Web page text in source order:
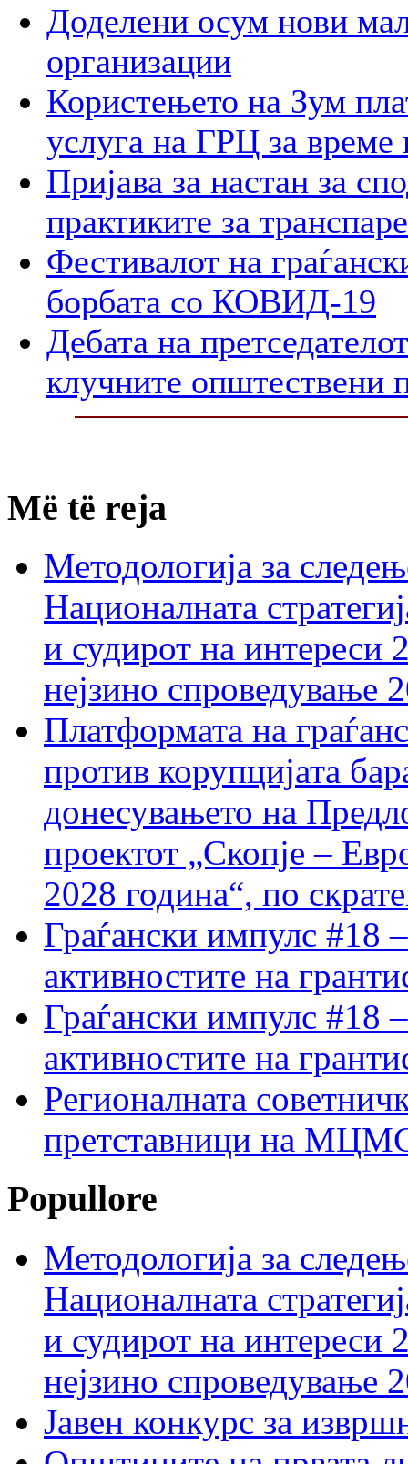
Доделени осум нови
организации
Користењето на Зум
услуга на ГРЦ за време
Пријава за настан за
практиките за
Фестивалот на
борбата со КОВИД-19
Дебата на
клучните општествени
Më të reja
Методологија за
Националната
и судирот на интереси
нејзино спроведување
Платформата на
против корупцијата
донесувањето на
проектот „Скопје –
2028 година“, по
Граѓански импулс #18
активностите на
Граѓански импулс #18
активностите на
Регионалната
претставници на МЦМС
Popullore
Методологија за
Националната
и судирот на интереси
нејзино спроведување
Јавен конкурс за